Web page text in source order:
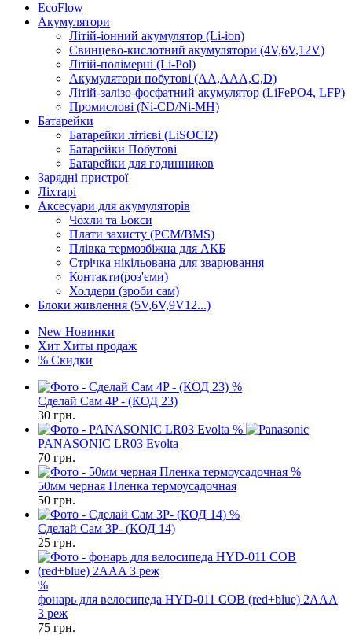
EcoFlow
Акумулятори
Літій-іонний акумулятор (Li-ion)
Свинцево-кислотний акумулятори (4V,6V,12V)
Літій-полімерні (Li-Pol)
Акумулятори побутові (AA,AAA,C,D)
Літій-залізо-фосфатний акумулятор (LiFePO4, LFP)
Промислові (Ni-CD/Ni-MH)
Батарейки
Батарейки літієві (LiSOCl2)
Батарейки Побутові
Батарейки для годинников
Зарядні пристрої
Ліхтарі
Аксесуари для акумуляторів
Чохли та Бокси
Плати захисту (PCM/BMS)
Плівка термозбіжна для АКБ
Стрічка нікільована для зварювання
Контакти(роз'єми)
Холдери (зроби сам)
Блоки живлення (5V,6V,9V12...)
New Новинки
Хит Хиты продаж
% Скидки
%
Сделай Сам 4P - (КОД 23)
30 грн.
%
PANASONIC LR03 Evolta
70 грн.
%
50мм черная Пленка термоусадочная
50 грн.
%
Сделай Сам 3P- (КОД 14)
25 грн.
%
фонарь для велосипеда HYD-011 COB (red+blue) 2AAA
3 реж
75 грн.